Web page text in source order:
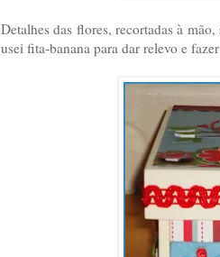
Detalhes das flores, recortadas à
usei fita-banana para dar relevo e